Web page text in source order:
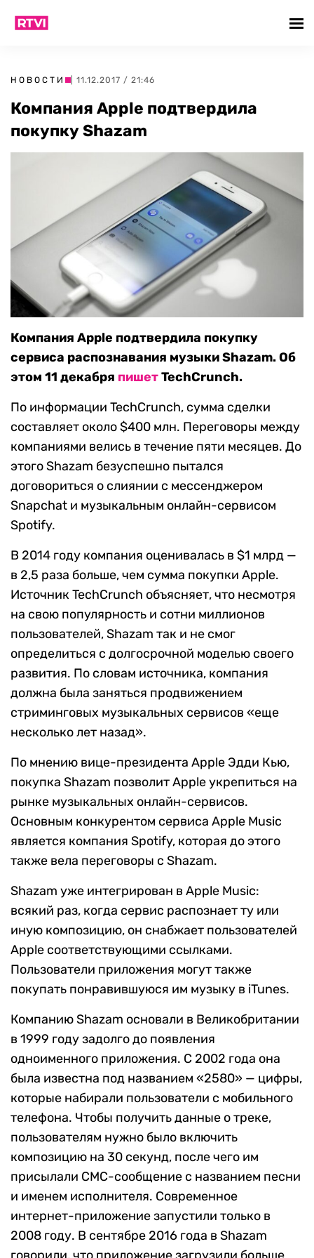
НОВОСТИ | 11.12.2017 / 21:46
Компания Apple подтвердила
покупку Shazam
Компания Apple подтвердила покупку
сервиса распознавания музыки Shazam. Об
этом 11 декабря пишетTechCrunch.
По информации TechCrunch, сумма сделки
составляет около $400 млн. Переговоры между
компаниями велись в течение пяти месяцев. До
этого Shazam безуспешно пытался
договориться о слиянии с мессенджером
Snapchat и музыкальным онлайн-сервисом
Spotify.
В 2014 году компания оценивалась в $1 млрд —
в 2,5 раза больше, чем сумма покупки Apple.
Источник TechCrunch объясняет, что несмотря
на свою популярность и сотни миллионов
пользователей, Shazam так и не смог
определиться с долгосрочной моделью своего
развития. По словам источника, компания
должна была заняться продвижением
стриминговых музыкальных сервисов «еще
несколько лет назад».
По мнению вице-президента Apple Эдди Кью,
покупка Shazam позволит Apple укрепиться на
рынке музыкальных онлайн-сервисов.
Основным конкурентом сервиса Apple Music
является компания Spotify, которая до этого
также вела переговоры с Shazam.
Shazam уже интегрирован в Apple Music:
всякий раз, когда сервис распознает ту или
иную композицию, он снабжает пользователей
Apple соответствующими ссылками.
Пользователи приложения могут также
покупать понравившуюся им музыку в iTunes.
Компанию Shazam основали в Великобритании
в 1999 году задолго до появления
одноименного приложения. С 2002 года она
была известна под названием «2580» — цифры,
которые набирали пользователи с мобильного
телефона. Чтобы получить данные о треке,
пользователям нужно было включить
композицию на 30 секунд, после чего им
присылали СМС-сообщение с названием песни
и именем исполнителя. Современное
интернет-приложение запустили только в
2008 году. В сентябре 2016 года в Shazam